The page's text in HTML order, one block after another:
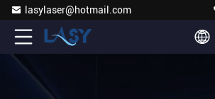
lasylaser@hotmail.com